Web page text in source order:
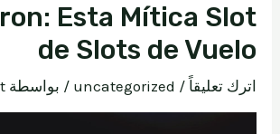
Esta Mítica Slot
de Slots de Vuelo
اترك تعليقاً /
uncategorized / بواسطة